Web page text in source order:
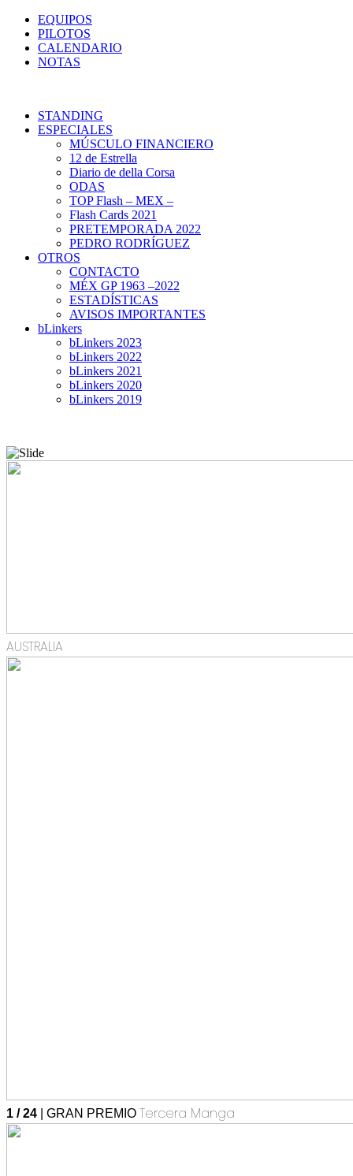
EQUIPOS
PILOTOS
CALENDARIO
NOTAS
STANDING
ESPECIALES
MÚSCULO FINANCIERO
12 de Estrella
Diario de della Corsa
ODAS
TOP Flash – MEX –
Flash Cards 2021
PRETEMPORADA 2022
PEDRO RODRÍGUEZ
OTROS
CONTACTO
MÉX GP 1963 –2022
ESTADÍSTICAS
AVISOS IMPORTANTES
bLinkers
bLinkers 2023
bLinkers 2022
bLinkers 2021
bLinkers 2020
bLinkers 2019
AUSTRALIA
1 / 24 | GRAN PREMIO Tercera Manga